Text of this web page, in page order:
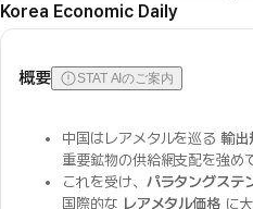
Korea Economic Daily
概要 STAT AIのご案内
中国はレアメタルを巡る輸出
重要鉱物の供給網支配を強め
これを受け、 パラタングステ
国際的な レアメタル価格 に